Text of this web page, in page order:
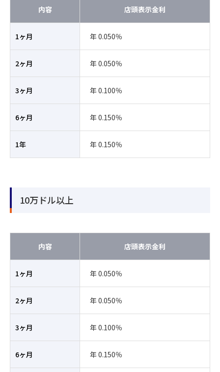
内容 店頭表示金利
1ヶ月 年 0.050％
2ヶ月 年 0.050％
3ヶ月 年 0.100％
6ヶ月 年 0.150％
1年 年 0.150％
10万ドル以上
内容 店頭表示金利
1ヶ月 年 0.050％
2ヶ月 年 0.050％
3ヶ月 年 0.100％
6ヶ月 年 0.150％